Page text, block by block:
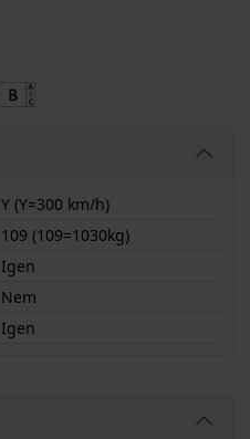
Y (Y=300 km/h)
109 (109=1030kg)
Igen
Nem
Igen